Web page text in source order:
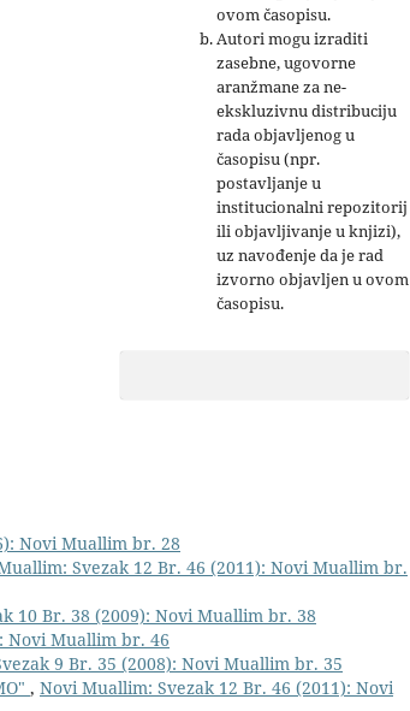
ovom časopisu.
Autori mogu izraditi
zasebne, ugovorne
aranžmane za ne-
ekskluzivnu distribuciju
rada objavljenog u
časopisu (npr.
postavljanje u
institucionalni repozitorij
ili objavljivanje u knjizi),
uz navođenje da je rad
izvorno objavljen u ovom
časopisu.
Novi Muallim br. 28
Svezak 12 Br. 46 (2011): Novi Muallim br.
10 Br. 38 (2009): Novi Muallim br. 38
Novi Muallim br. 46
9 Br. 35 (2008): Novi Muallim br. 35
, Novi Muallim: Svezak 12 Br. 46 (2011): Novi